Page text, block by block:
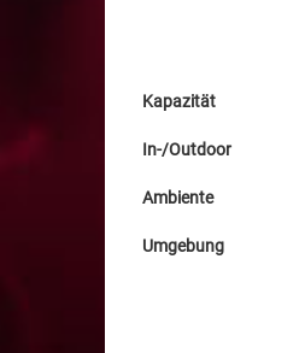
Kapazität
In-/Outdoor
Ambiente
Umgebung